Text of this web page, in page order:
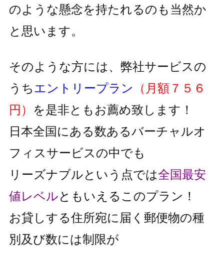
のような懸念を持たれるのも 当然か
と思います。
そのような方には、弊社サービスの
うちエントリープラン
（月額７５６
円） を是非ともお薦め致します！
日本全国にある数あるバーチャルオ
フィスサービスの中でも
リーズナブルという点では全国最安
値レベルと もいえるこのプラン！
お貸しする住所宛に届く郵便物の種
別及び数には制限が